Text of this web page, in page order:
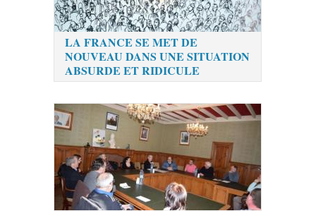
LA FRANCE SE MET DE
NOUVEAU DANS UNE SITUATION
ABSURDE ET RIDICULE